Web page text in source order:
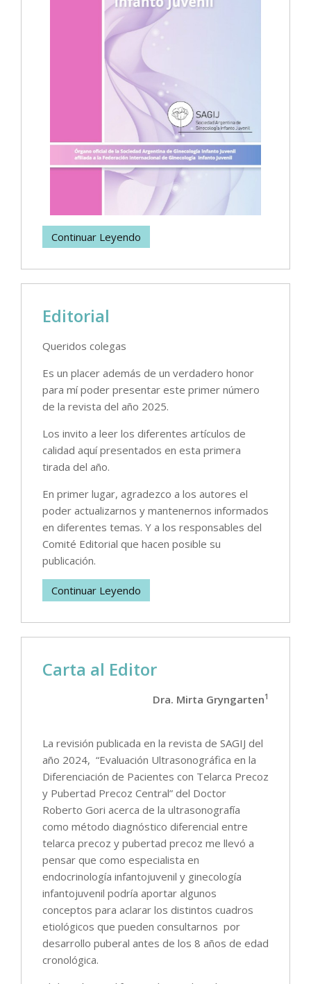
Continuar Leyendo
Editorial
Queridos colegas
Es un placer además de un verdadero honor
para mí poder presentar este primer número
de la revista del año 2025.
Los invito a leer los diferentes artículos de
calidad aquí presentados en esta primera
tirada del año.
En primer lugar, agradezco a los autores el
poder actualizarnos y mantenernos informados
en diferentes temas. Y a los responsables del
Comité Editorial que hacen posible su
publicación.
Continuar Leyendo
Carta al Editor
Dra. Mirta Gryngarten1
La revisión publicada en la revista de SAGIJ del
año 2024, “Evaluación Ultrasonográfica en la
Diferenciación de Pacientes con Telarca Precoz
y Pubertad Precoz Central” del Doctor
Roberto Gori acerca de la ultrasonografía
como método diagnóstico diferencial entre
telarca precoz y pubertad precoz me llevó a
pensar que como especialista en
endocrinología infantojuvenil y ginecología
infantojuvenil podría aportar algunos
conceptos para aclarar los distintos cuadros
etiológicos que pueden consultarnos por
desarrollo puberal antes de los 8 años de edad
cronológica.